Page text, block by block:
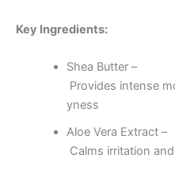
Key Ingredients:
Shea Butter –
Provides intense
yness
Aloe Vera Extract –
Calms irritation